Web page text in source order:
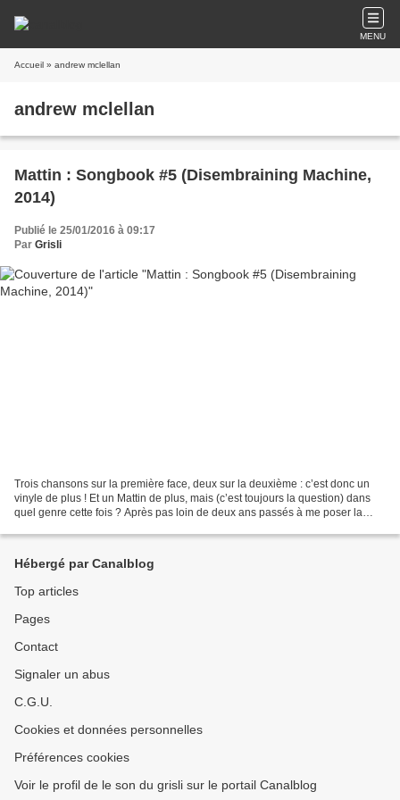
MENU
Accueil » andrew mclellan
andrew mclellan
Mattin : Songbook #5 (Disembraining Machine,
2014)
Publié le 25/01/2016 à 09:17
Par Grisli
Trois chansons sur la première face, deux sur la deuxième : c’est donc un
vinyle de plus ! Et un Mattin de plus, mais (c’est toujours la question) dans
quel genre cette fois ? Après pas loin de deux ans passés à me poser la
Hébergé par Canalblog
Top articles
Pages
Contact
Signaler un abus
C.G.U.
Cookies et données personnelles
Préférences cookies
Voir le profil de le son du grisli sur le portail Canalblog